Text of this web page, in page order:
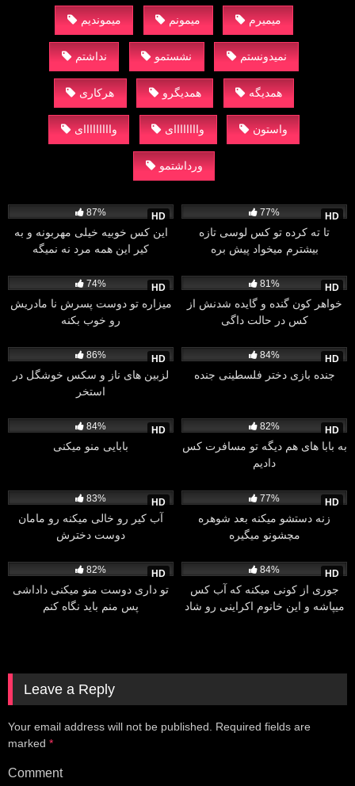
میموندیم میمونم میمیرم
نداشتم نشستمو نمیدونستم
هرکاری همدیگرو همدیگه
وااااااااای واااااااای واستون
ورداشتمو
HD
87%
این کس خوبیه خیلی مهربونه و به
کیر این همه مرد نه نمیگه
HD
77%
تا ته کرده تو کس لوسی تازه
بیشترم میخواد پیش بره
HD
74%
میزاره تو دوست پسرش نا مادریش
رو خوب بکنه
HD
81%
خواهر کون گنده و گایده شدنش از
کس در حالت داگی
HD
86%
لزبین های ناز و سکس خوشگل در
استخر
HD
84%
جنده بازی دختر فلسطینی جنده
HD
84%
بابایی منو میکنی
HD
82%
به بابا های هم دیگه تو مسافرت کس
دادیم
HD
83%
آب کیر رو خالی میکنه رو مامان
دوست دخترش
HD
77%
زنه دستشو میکنه بعد شوهره
مچشونو میگیره
HD
82%
تو داری دوست منو میکنی داداشی
پس منم باید نگاه کنم
HD
84%
جوری از کونی میکنه که آب کس
میپاشه و این خانوم اکراینی رو شاد
Leave a Reply
Your email address will not be published. Required fields are
marked *
Comment